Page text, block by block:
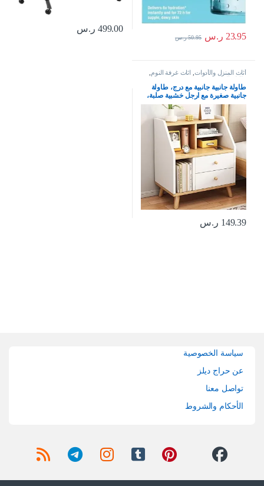
23.95 ر.س 50.95 ر.س
499.00 ر.س
أثاث المنزل والأدوات اثاث غرفة النوم
طاولة السرير
طاولة جانبية جانبية مع درج، طاولة
جانبية صغيرة مع ارجل خشبية صلبة،
طاولة بجانب السرير للتخزين، طاولة
بيضاء مع منظم خزانة ملفات في غرفة
المعيشة وغرفة النوم والمكتب (50 ×
30 × 60 سم)
149.39 ر.س
سياسة الخصوصية
عن حراج ديلز
تواصل معنا
الأحكام والشروط